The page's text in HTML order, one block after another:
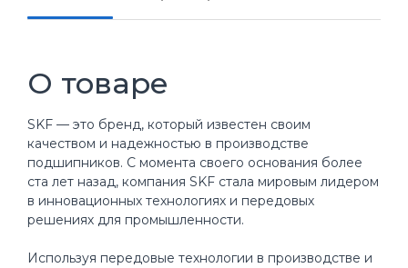
О товаре
SKF — это бренд, который известен своим
качеством и надежностью в производстве
подшипников. С момента своего основания более
ста лет назад, компания SKF стала мировым лидером
в инновационных технологиях и передовых
решениях для промышленности.
Используя передовые технологии в производстве и